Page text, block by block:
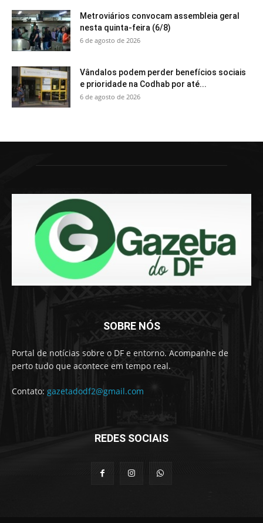
Metroviários convocam assembleia geral
nesta quinta-feira (6/8)
6 de agosto de 2026
Vândalos podem perder benefícios sociais
e prioridade na Codhab por até...
6 de agosto de 2026
SOBRE NÓS
Portal de notícias sobre o DF e entorno. Acompanhe de
perto tudo que acontece em tempo real.
Contato: gazetadodf2@gmail.com
REDES SOCIAIS